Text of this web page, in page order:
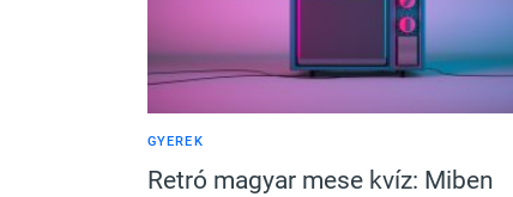
GYEREK
Retró magyar mese kvíz: Miben